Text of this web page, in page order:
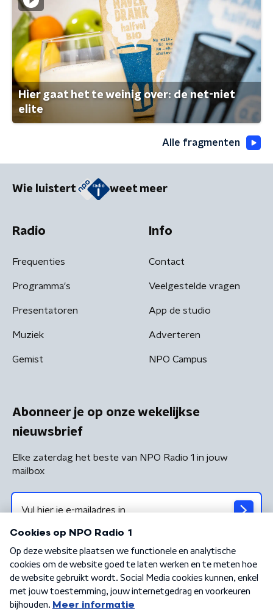
Hier gaat het te weinig over: de net-niet
elite
Alle fragmenten
Wie luistert weet meer
Radio
Frequenties
Programma's
Presentatoren
Muziek
Gemist
Info
Contact
Veelgestelde vragen
App de studio
Adverteren
NPO Campus
Abonneer je op onze wekelijkse
nieuwsbrief
Elke zaterdag het beste van NPO Radio 1 in jouw
mailbox
Algemene voorwaarden Privacybeleid